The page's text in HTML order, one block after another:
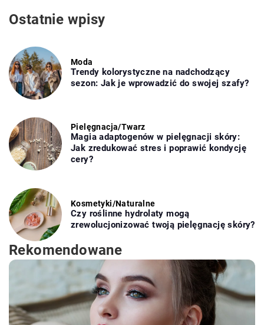
Ostatnie wpisy
Moda
Trendy kolorystyczne na nadchodzący
sezon: Jak je wprowadzić do swojej szafy?
Pielęgnacja/Twarz
Magia adaptogenów w pielęgnacji skóry:
Jak zredukować stres i poprawić kondycję
cery?
Kosmetyki/Naturalne
Czy roślinne hydrolaty mogą
zrewolucjonizować twoją pielęgnację skóry?
Rekomendowane